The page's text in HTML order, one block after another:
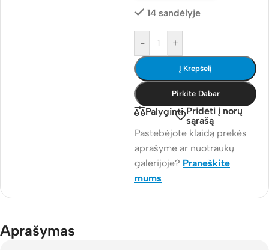
14 sandėlyje
- +
Į Krepšelį
Pirkite Dabar
Palyginti Pridėti į norų
sąrašą
Pastebėjote klaidą prekės
aprašyme ar nuotraukų
galerijoje? Praneškite
mums
Aprašymas